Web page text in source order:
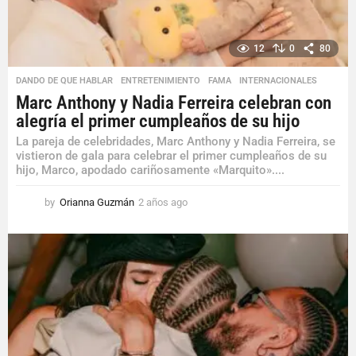
12 0 80
DANDO DE QUE HABLAR ,ENTRETENIMIENTO ,FAMA INTERNACIONALES
Marc Anthony y Nadia Ferreira celebran con
alegría el primer cumpleaños de su hijo
La pareja de celebridades, Marc Anthony y Nadia Ferreira, se
vistieron de gala para celebrar el primer cumpleaños de su
hijo, Marco, apodado cariñosamente «Marquito»....
by Orianna Guzmán 2 años ago
ñ
s
a
g
o